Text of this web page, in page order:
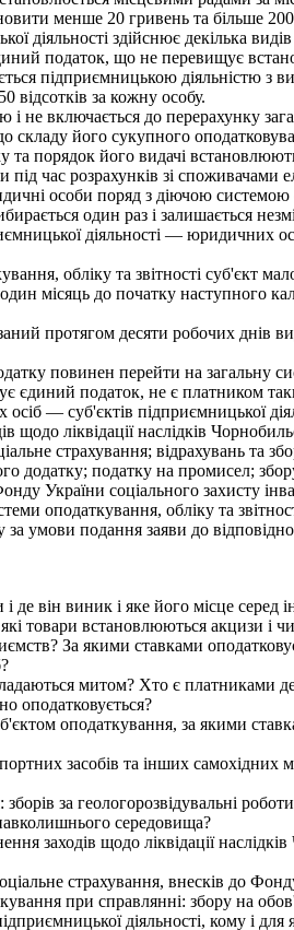
менше 20 гривень та більше
діяльності здійснює декілька
податок, що не перевищує
підприємницькою діяльністю з
відсотків за кожну особу.
не включається до перерахунку
його сукупного
та порядок його видачі
час розрахунків зі споживачами
особи поряд з діючою
один раз і залишається
діяльності — юридичних
обліку та звітності суб'єкт
місяць до початку наступного
протягом десяти робочих днів
повинен перейти на загальну
податок, не є платником
осіб — суб'єктів підприємницької
щодо ліквідації наслідків
страхування; відрахувань та
додатку; податку на промисел;
України соціального захисту
оподаткування, обліку та
умови подання заяви до
він виник і яке його місце серед
товари встановлюються акцизи і
За якими ставками
митом? Хто є платниками
оподатковується?
оподаткування, за якими
засобів та інших
за геологорозвідувальні
середовища?
заходів щодо ліквідації
страхування, внесків до
при справлянні: збору на
діяльності, кому і